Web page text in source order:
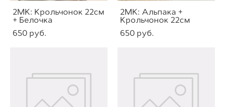
2МК: Крольчонок 22см
+ Белочка
650 pуб.
2МК: Альпака +
Крольчонок 22см
650 pуб.